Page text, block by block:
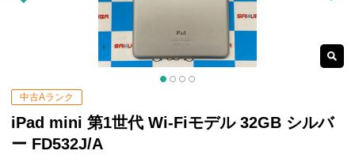
中古Aランク
iPad mini 第1世代 Wi-Fiモデル 32GB シルバ
ー FD532J/A